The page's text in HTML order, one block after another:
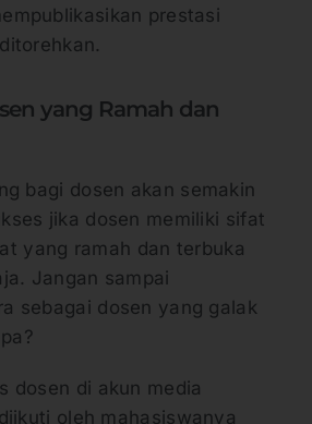
prestasi
yang Ramah dan
bagi dosen akan semakin
jika dosen memiliki sifat
yang ramah dan terbuka
Jangan sampai
sebagai dosen yang galak
dosen di akun media
oleh mahasiswanya